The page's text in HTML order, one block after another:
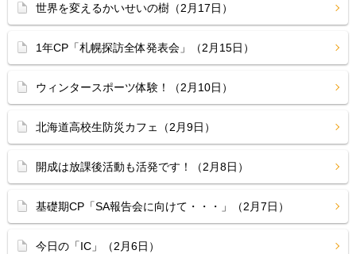
世界を変えるかいせいの樹（2月17日）
1年CP「札幌探訪全体発表会」（2月15日）
ウィンタースポーツ体験！（2月10日）
北海道高校生防災カフェ（2月9日）
開成は放課後活動も活発です！（2月8日）
基礎期CP「SA報告会に向けて・・・」（2月7日）
今日の「IC」（2月6日）